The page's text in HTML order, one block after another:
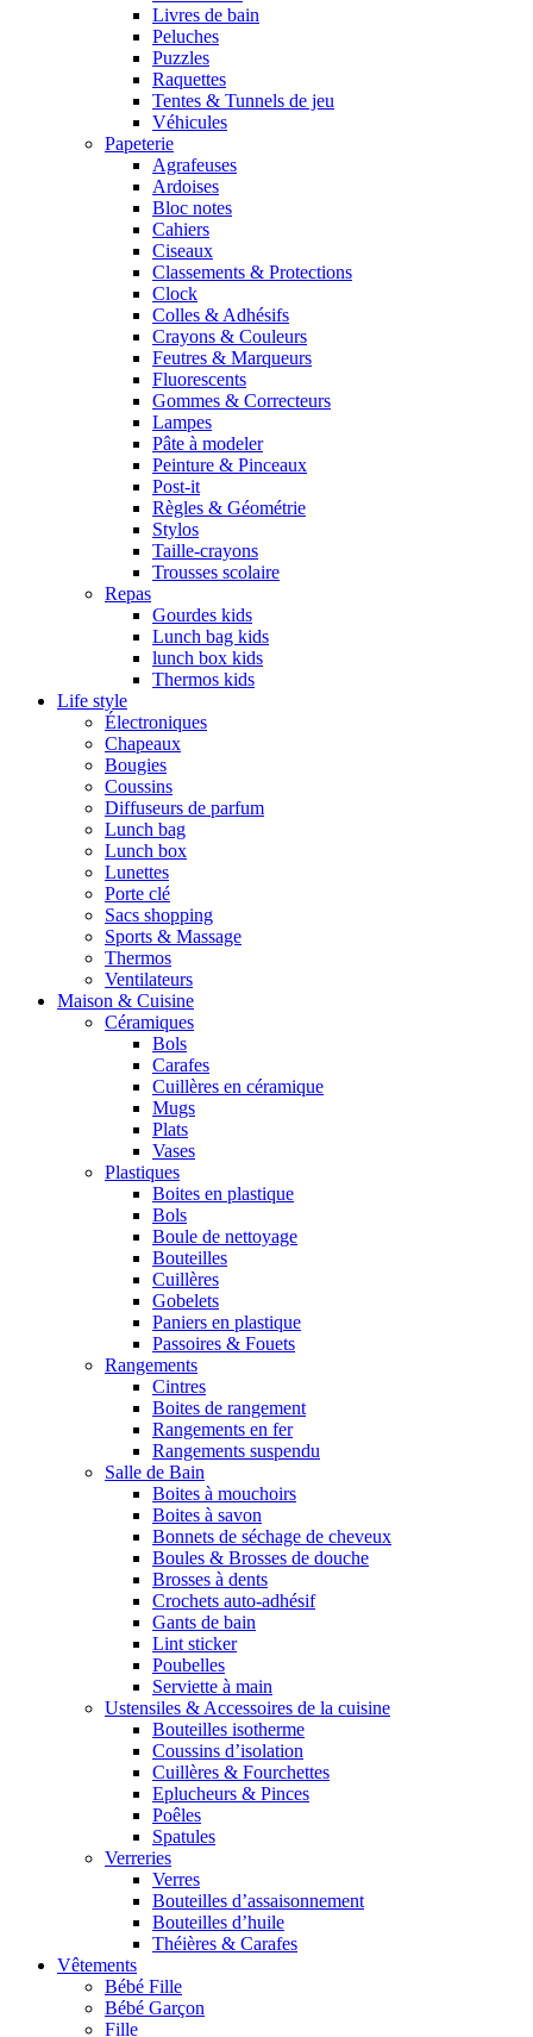
Livres de bain
Peluches
Puzzles
Raquettes
Tentes & Tunnels de jeu
Véhicules
Papeterie
Agrafeuses
Ardoises
Bloc notes
Cahiers
Ciseaux
Classements & Protections
Clock
Colles & Adhésifs
Crayons & Couleurs
Feutres & Marqueurs
Fluorescents
Gommes & Correcteurs
Lampes
Pâte à modeler
Peinture & Pinceaux
Post-it
Règles & Géométrie
Stylos
Taille-crayons
Trousses scolaire
Repas
Gourdes kids
Lunch bag kids
lunch box kids
Thermos kids
Life style
Électroniques
Chapeaux
Bougies
Coussins
Diffuseurs de parfum
Lunch bag
Lunch box
Lunettes
Porte clé
Sacs shopping
Sports & Massage
Thermos
Ventilateurs
Maison & Cuisine
Céramiques
Bols
Carafes
Cuillères en céramique
Mugs
Plats
Vases
Plastiques
Boites en plastique
Bols
Boule de nettoyage
Bouteilles
Cuillères
Gobelets
Paniers en plastique
Passoires & Fouets
Rangements
Cintres
Boites de rangement
Rangements en fer
Rangements suspendu
Salle de Bain
Boites à mouchoirs
Boites à savon
Bonnets de séchage de cheveux
Boules & Brosses de douche
Brosses à dents
Crochets auto-adhésif
Gants de bain
Lint sticker
Poubelles
Serviette à main
Ustensiles & Accessoires de la cuisine
Bouteilles isotherme
Coussins d’isolation
Cuillères & Fourchettes
Eplucheurs & Pinces
Poêles
Spatules
Verreries
Verres
Bouteilles d’assaisonnement
Bouteilles d’huile
Théières & Carafes
Vêtements
Bébé Fille
Bébé Garçon
Fille